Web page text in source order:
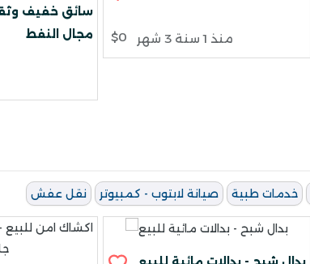
سائق خفيف
مجال النفط
$0 منذ 1 سنة 3 شهر
خدمات طبية صيانة لابتوب - كمبيوتر نقل عفش